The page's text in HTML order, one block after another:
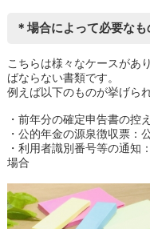
＊場合によって必要なも
こちらは様々なケースがあ
ばならない書類です。
例えば以下のものが挙げられ
・前年分の確定申告書の控
・公的年金の源泉徴収票：
・利用者識別番号等の通知
場合